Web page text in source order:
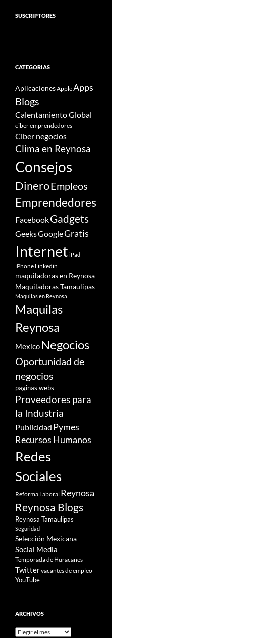
SUSCRIPTORES
CATEGORIAS
Aplicaciones AppleApps
Blogs
Calentamiento Global
ciber emprendedores
Ciber negocios
Clima en Reynosa
Consejos
DineroEmpleos
Emprendedores
FacebookGadgets
GeeksGoogleGratis
Internet iPad
iPhone Linkedin
maquiladoras en Reynosa
Maquiladoras Tamaulipas
Maquilas en Reynosa
Maquilas
Reynosa
Mexico Negocios
Oportunidad de
negocios
paginas webs
Proveedores para
la Industria
Publicidad Pymes
Recursos Humanos
Redes
Sociales
Reforma Laboral Reynosa
Reynosa Blogs
Reynosa Tamaulipas
Seguridad
Selección Mexicana
Social Media
Temporada de Huracanes
Twittervacantes de empleo
YouTube
ARCHIVOS
Archivos